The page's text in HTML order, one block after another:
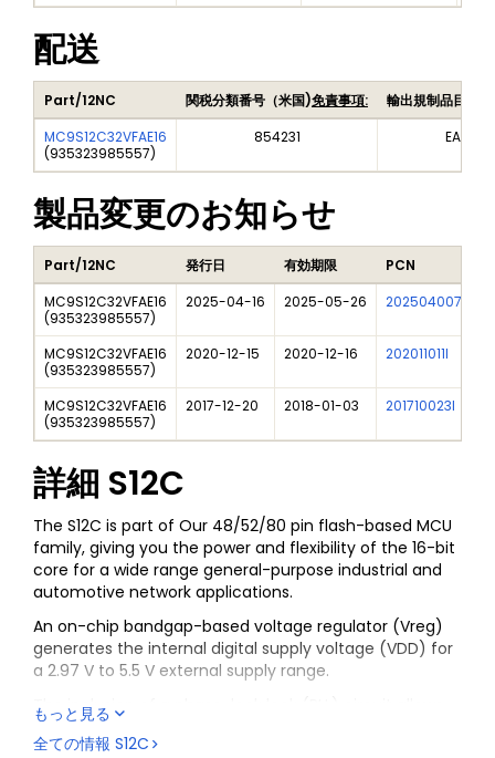
配送
Part/12NC 関税分類番号（米国)免責事項:
輸出規制品目番
MC9S12C32VFAE16
(935323985557)
854231 EAR99
製品変更のお知らせ
Part/12NC 発行日 有効期限 PCN
MC9S12C32VFAE16
(935323985557)
2025-04-16 2025-05-26 202504007I
MC9S12C32VFAE16
(935323985557)
2020-12-15 2020-12-16 202011011I
MC9S12C32VFAE16
(935323985557)
2017-12-20 2018-01-03 201710023I
詳細 S12C
The S12C is part of Our 48/52/80 pin flash-based MCU
family, giving you the power and flexibility of the 16-bit
core for a wide range general-purpose industrial and
automotive network applications.
An on-chip bandgap-based voltage regulator (Vreg)
generates the internal digital supply voltage (VDD) for
a 2.97 V to 5.5 V external supply range.
The inclusion of a phase-lock look (PLL) circuit allows
power consumption and performance to be adjusted.
もっと見る
全ての情報 S12C